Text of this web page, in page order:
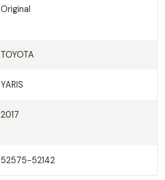
Original
TOYOTA
YARIS
2017
52575-52142